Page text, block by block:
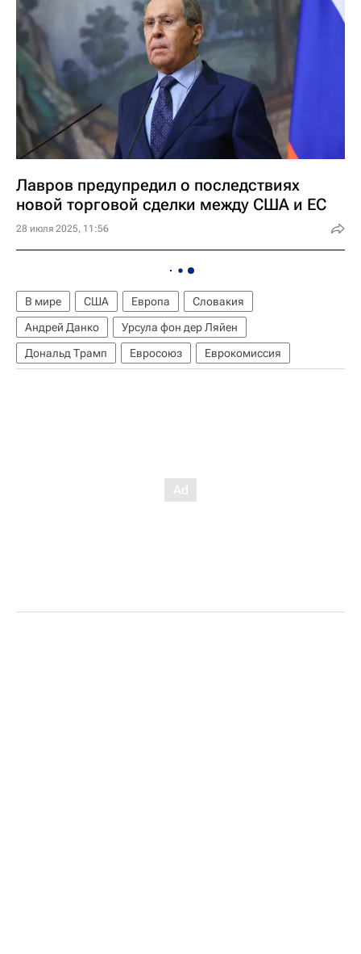
Лавров предупредил о последствиях
новой торговой сделки между США и ЕС
28 июля 2025, 11:56
В мире США Европа
Словакия
Андрей Данко
Урсула фон дер Ляйен
Дональд Трамп
Евросоюз Еврокомиссия